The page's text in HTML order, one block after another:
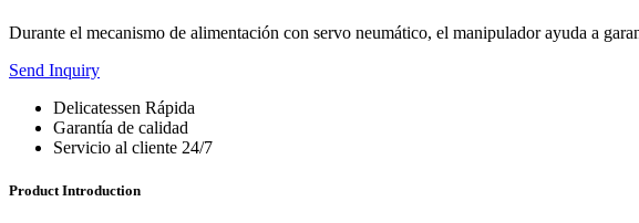
Durante el mecanismo de alimentación con servo neumático, el manipulador ayuda a
Send Inquiry
Delicatessen Rápida
Garantía de calidad
Servicio al cliente 24/7
Product Introduction